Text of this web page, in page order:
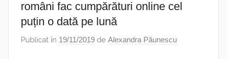
români fac cumpărături online cel
puțin o dată pe lună
Publicat în 19/11/2019 de Alexandra Păunescu